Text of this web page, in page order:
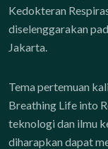
Kedokteran
diselenggarakan
Jakarta.
Tema pertemuan
Breathing Life into
teknologi dan ilmu
diharapkan dapat